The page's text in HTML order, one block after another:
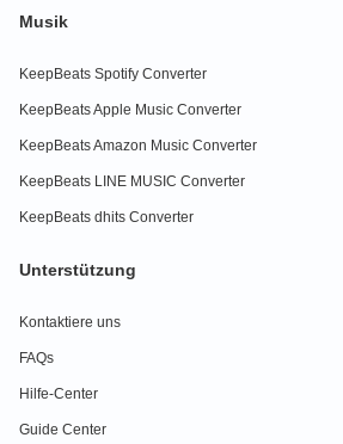
Musik
KeepBeats Spotify Converter
KeepBeats Apple Music Converter
KeepBeats Amazon Music Converter
KeepBeats LINE MUSIC Converter
KeepBeats dhits Converter
Unterstützung
Kontaktiere uns
FAQs
Hilfe-Center
Guide Center